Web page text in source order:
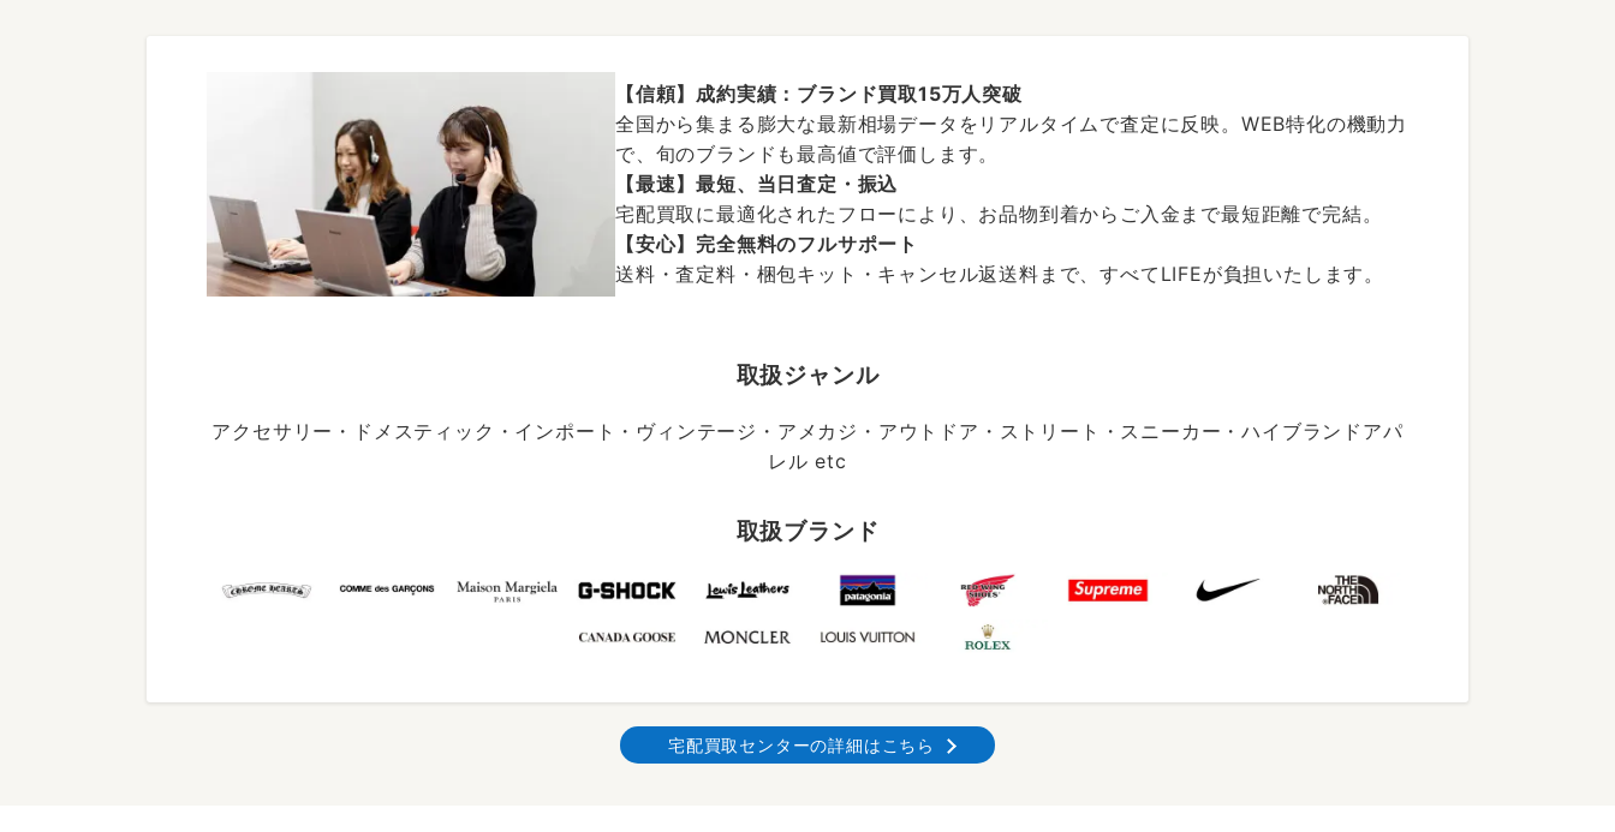
【信頼】成約実績：ブランド買取15万人突破
全国から集まる膨大な最新相場データをリアルタイムで査定に反映。WEB特化の機動力
で、旬のブランドも最高値で評価します。
【最速】最短、当日査定・振込
宅配買取に最適化されたフローにより、お品物到着からご入金まで最短距離で完結。
【安心】完全無料のフルサポート
送料・査定料・梱包キット・キャンセル返送料まで、すべてLIFEが負担いたします。
取扱ジャンル
アクセサリー・ドメスティック・インポート・ヴィンテージ・アメカジ・アウトドア・ストリート・スニーカー・ハイブランドアパ
レル etc
取扱ブランド
宅配買取センターの詳細はこちら